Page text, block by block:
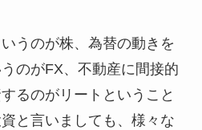
うのが株、為替の動きを
のがFX、不動産に間接的
るのがリートということ
と言いましても、様々な